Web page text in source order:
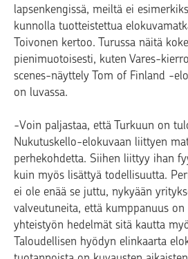
lapsenkengissä, meiltä ei
kunnolla tuotteistettua
Toivonen kertoo. Turussa näitä
pienimuotoisesti, kuten Vares-
scenes-näyttely Tom of Finland -
on luvassa.
-Voin paljastaa, että Turkuun on
Nukutuskello-elokuvaan liittyen
perhekohdetta. Siihen liittyy ihan
kuin myös lisättyä todellisuutta.
ei ole enää se juttu, nykyään
valveutuneita, että kumppanuus on
yhteistyön hedelmät sitä kautta
Taloudellisen hyödyn elinkaarta